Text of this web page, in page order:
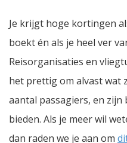
Je krijgt hoge kortingen
boekt én als je heel ver
Reisorganisaties en
het prettig om alvast wat
aantal passagiers, en
bieden. Als je meer wil
dan raden we je aan om